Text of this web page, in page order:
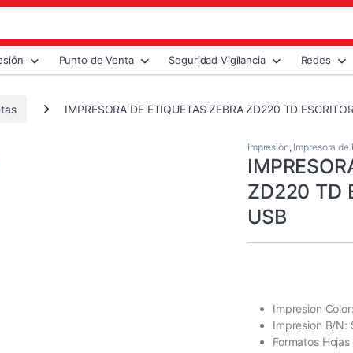
Punto de Venta Seguridad Vigilancia Redes
IMPRESORA DE ETIQUETAS ZEBRA ZD220 TD
Impresiòn, Impresora de
ZD220 TD
USB
Impresion
Impresion B/N:
Formatos Hojas